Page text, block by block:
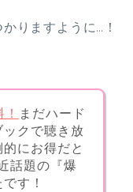
りますように…！
まだハード
クで聴き放
にお得だと
話題の『爆
す！